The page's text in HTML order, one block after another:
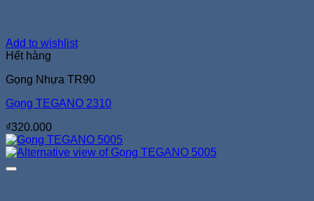
Add to wishlist
Hết hàng
Gọng Nhựa TR90
Gọng TEGANO 2310
₫320.000